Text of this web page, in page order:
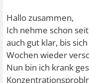
Hallo zusammen,
Ich nehme schon
auch gut klar, bis
Wochen wieder
Nun bin ich krank